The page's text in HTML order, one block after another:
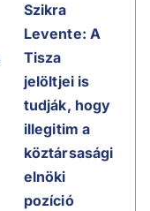
Szikra
Levente: A
Tisza
jelöltjei is
tudják, hogy
illegitim a
köztársasági
elnöki
pozíció